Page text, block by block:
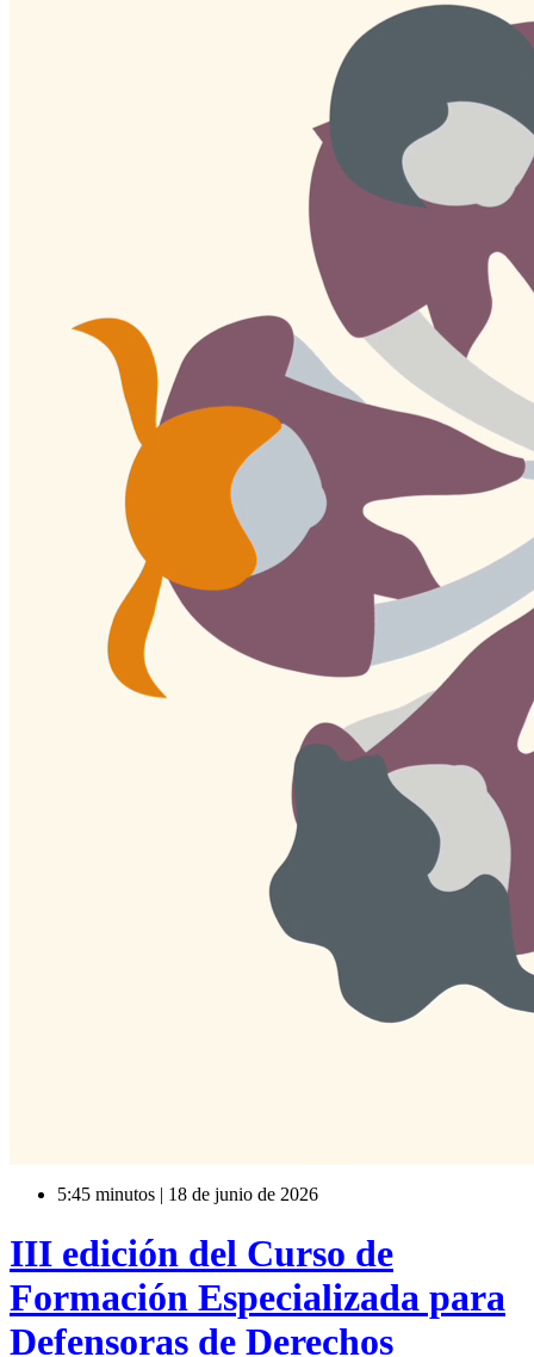
5:45 minutos | 18 de junio de 2026
III edición del Curso de
Formación Especializada para
Defensoras de Derechos